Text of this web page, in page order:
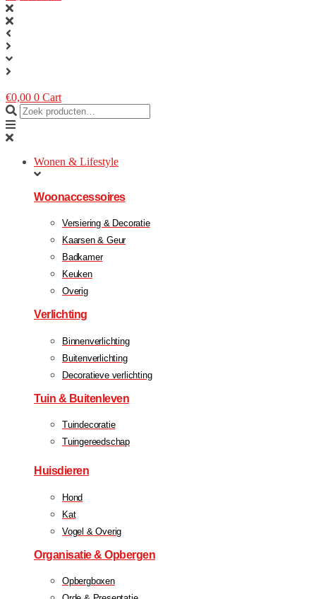
€0,00 0 Cart
Wonen & Lifestyle
Woonaccessoires
Versiering & Decoratie
Kaarsen & Geur
Badkamer
Keuken
Overig
Verlichting
Binnenverlichting
Buitenverlichting
Decoratieve verlichting
Tuin & Buitenleven
Tuindecoratie
Tuingereedschap
Huisdieren
Hond
Kat
Vogel & Overig
Organisatie & Opbergen
Opbergboxen